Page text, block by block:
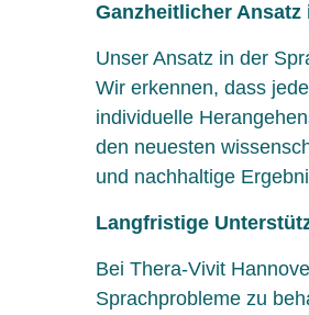
Ganzheitlicher
Unser Ansatz in der
Wir erkennen, dass
individuelle
den neuesten
und nachhaltige
Langfristige
Bei Thera-Vivit
Sprachprobleme zu